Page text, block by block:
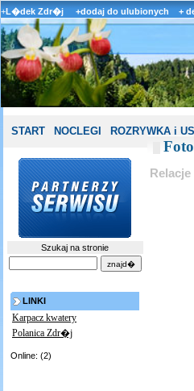
+L�dek Zdr�j +dodaj do ulubionych +
START NOCLEGI ROZRYWKA i
Szukaj na stronie
LINKI
Karpacz kwatery
Polanica Zdr�j
Online: (2)